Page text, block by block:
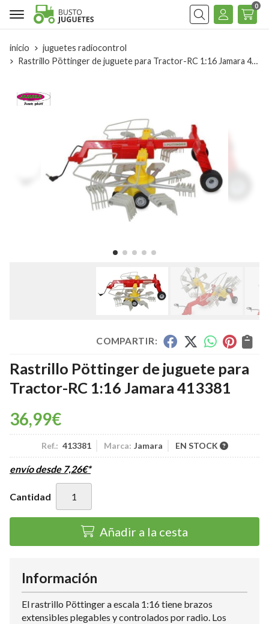
Buscar
0
inicio
juguetes radiocontrol
Rastrillo Pöttinger de juguete para Tractor-RC 1:16 Jamara 413381
COMPARTIR:
Rastrillo Pöttinger de juguete para
Tractor-RC 1:16 Jamara 413381
36,99€
Ref.: 413381 Marca: Jamara EN STOCK
envío desde 7,26€*
Cantidad
Añadir a la cesta
Información
El rastrillo Pöttinger a escala 1:16 tiene brazos
extensibles plegables y controlados por radio. Los